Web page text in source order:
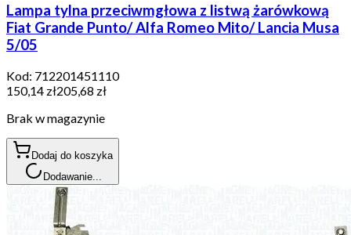
Lampa tylna przeciwmgłowa z listwą żarówkową
Fiat Grande Punto/ Alfa Romeo Mito/ Lancia Musa
5/05
Kod: 712201451110
150,14 zł205,68 zł
Brak w magazynie
Dodaj do koszyka
Dodawanie...